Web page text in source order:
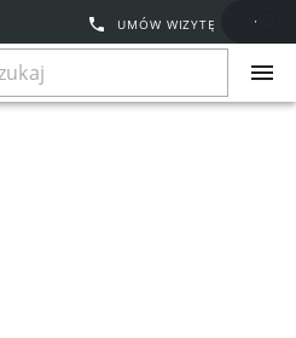
UMÓW WIZYTĘ